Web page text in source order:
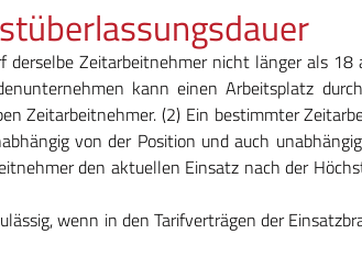
derselbe Zeitarbeitnehmer nicht länger als
kann einen Arbeitsplatz
Zeitarbeitnehmer. (2) Ein bestimmter
von der Position und auch
den aktuellen Einsatz nach der
wenn in den Tarifverträgen der